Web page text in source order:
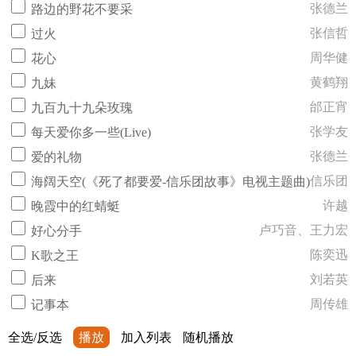
路边的野花不要采
张德兰
过火
张信哲
花心
周华健
九妹
黄鹤翔
九百九十九朵玫瑰
邰正宵
每天爱你多一些(Live)
张学友
爱的礼物
张德兰
海阔天空(《死了都要爱-信乐团故事》电视主题曲)信乐团
晚霞中的红蜻蜓
许越
好心分手
卢巧音、王力宏
K歌之王
陈奕迅
后来
刘若英
记事本
周传雄
全选/反选 播放 加入列表 随机播放